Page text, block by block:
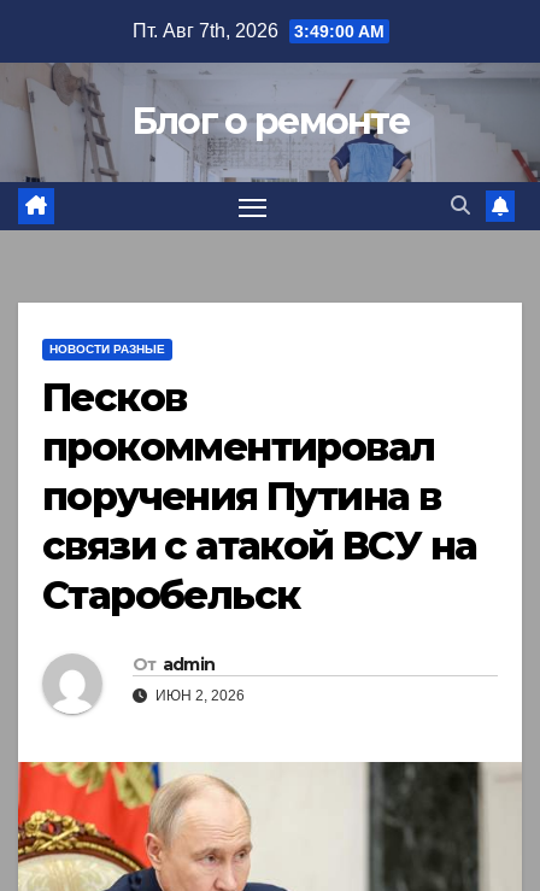
содержимому
Пт. Авг 7th, 2026 3:49:01 AM
Блог о ремонте
НОВОСТИ РАЗНЫЕ
Песков
прокомментировал
поручения Путина в
связи с атакой ВСУ на
Старобельск
От admin
ИЮН 2, 2026